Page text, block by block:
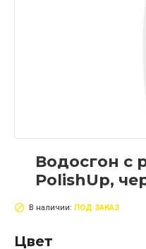
Водосгон с
PolishUp,
В наличии: ПОД ЗАКАЗ
Цвет